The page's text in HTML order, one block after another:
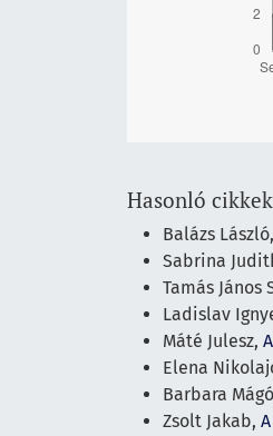
Hasonló cikkek
Balázs László,
Sabrina
Tamás János
Ladislav
Máté Julesz,
Elena
Barbara
Zsolt Jakab,